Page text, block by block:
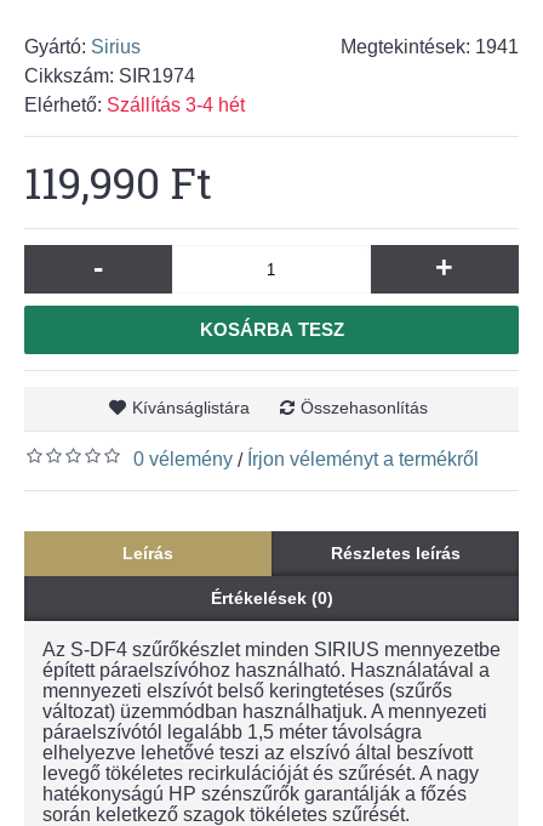
Megtekintések: 1941
Gyártó: Sirius
Cikkszám: SIR1974
Elérhető: Szállítás 3-4 hét
119,990 Ft
- +
KOSÁRBA TESZ
Kívánságlistára Összehasonlítás
0 vélemény / Írjon véleményt a termékről
Leírás Részletes leírás
Értékelések (0)
Az S-DF4 szűrőkészlet minden SIRIUS mennyezetbe
épített páraelszívóhoz használható. Használatával a
mennyezeti elszívót belső keringtetéses (szűrős
változat) üzemmódban használhatjuk. A mennyezeti
páraelszívótól legalább 1,5 méter távolságra
elhelyezve lehetővé teszi az elszívó által beszívott
levegő tökéletes recirkulációját és szűrését. A nagy
hatékonyságú HP szénszűrők garantálják a főzés
során keletkező szagok tökéletes szűrését.